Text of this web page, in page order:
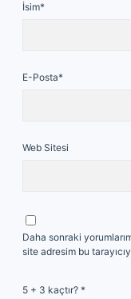
İsim*
E-Posta*
Web Sitesi
Daha sonraki
site adresim bu
5 + 3 kaçtır? *